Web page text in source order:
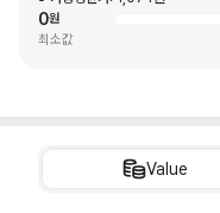
0원
최소값
Value